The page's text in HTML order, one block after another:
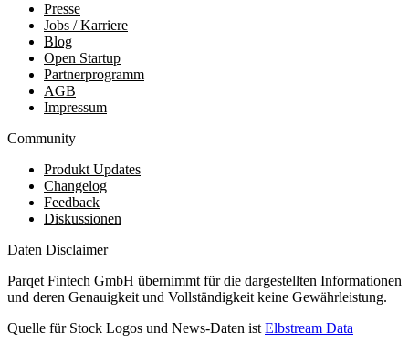
Presse
Jobs / Karriere
Blog
Open Startup
Partnerprogramm
AGB
Impressum
Community
Produkt Updates
Changelog
Feedback
Diskussionen
Daten Disclaimer
Parqet Fintech GmbH übernimmt für die dargestellten Informationen
und deren Genauigkeit und Vollständigkeit keine Gewährleistung.
Quelle für Stock Logos und News-Daten ist Elbstream Data